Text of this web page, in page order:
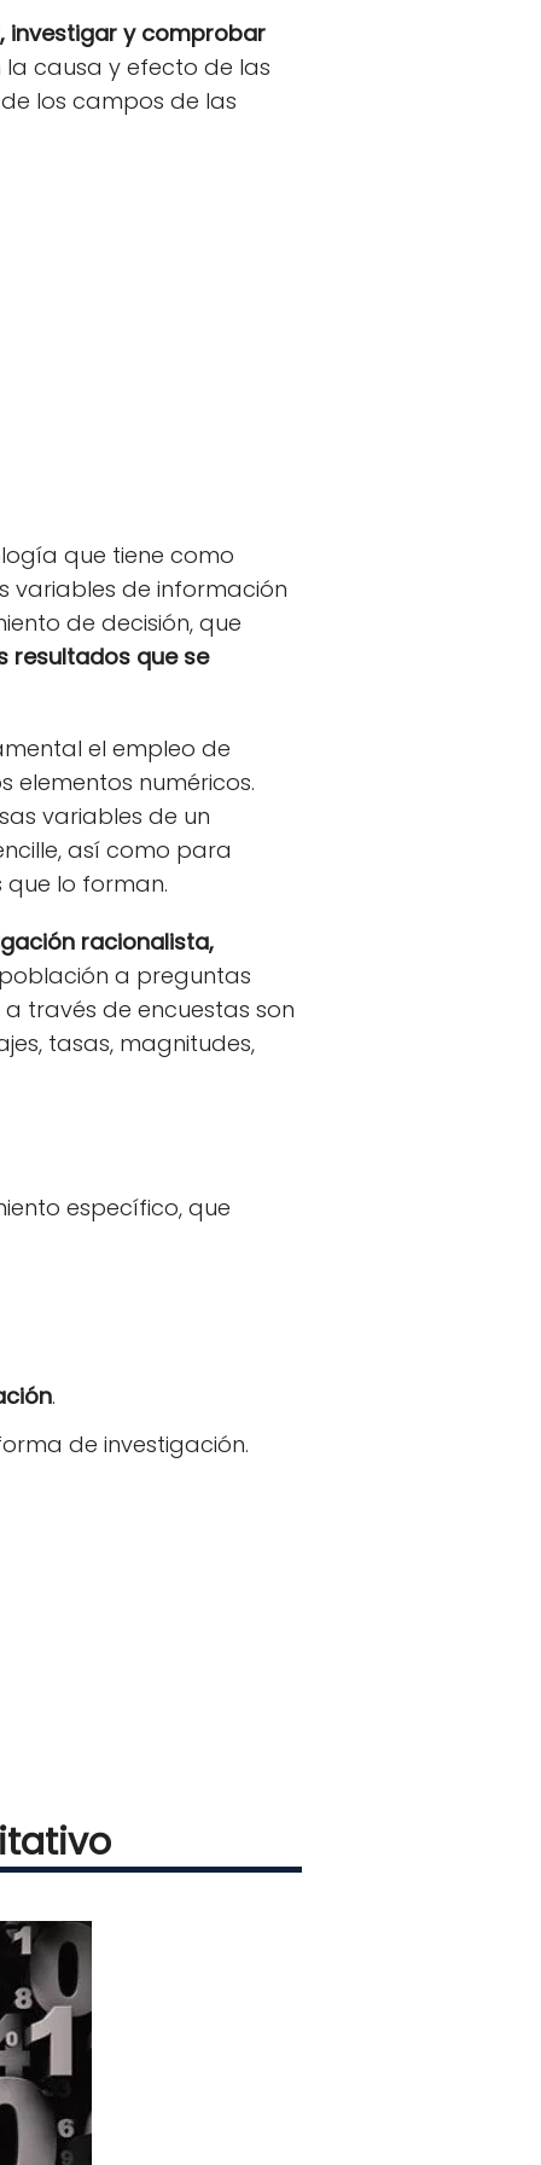
investigar y comprobar
causa y efecto de las
los campos de las
que tiene como
variables de información
de decisión, que
resultados que se
el empleo de
elementos numéricos.
variables de un
así como para
lo forman.
racionalista,
a preguntas
través de encuestas son
tasas, magnitudes,
específico, que
.
de investigación.